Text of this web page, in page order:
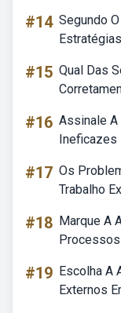
#14 Segundo
#15 Qual Das
#16 Assinale A
Ineficazes
#17 Os
Trabalho
#18 Marque A
#19 Escolha A
Externos